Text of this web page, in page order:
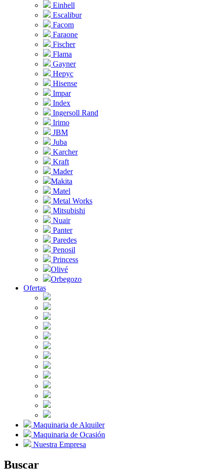
Einhell
Escalibur
Facom
Faraone
Fischer
Flama
Gayner
Hepyc
Hisense
Impar
Index
Ingersoll Rand
Irimo
JBM
Juba
Karcher
Kraft
Mader
Makita
Matel
Metal Works
Mitsubishi
Nuair
Panter
Paredes
Penosil
Princess
Olivé
Orbegozo
Ofertas
Maquinaria de Alquiler
Maquinaria de Ocasión
Nuestra Empresa
Buscar